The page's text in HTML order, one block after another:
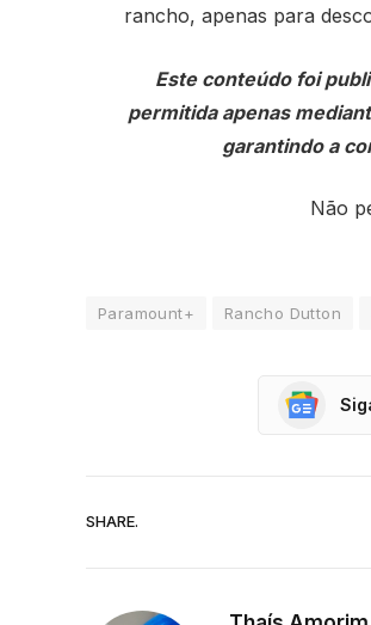
rancho, apenas para
Este conteúdo foi
permitida apenas
garantindo a
Não
Paramount+ Rancho Dutton
SHARE.